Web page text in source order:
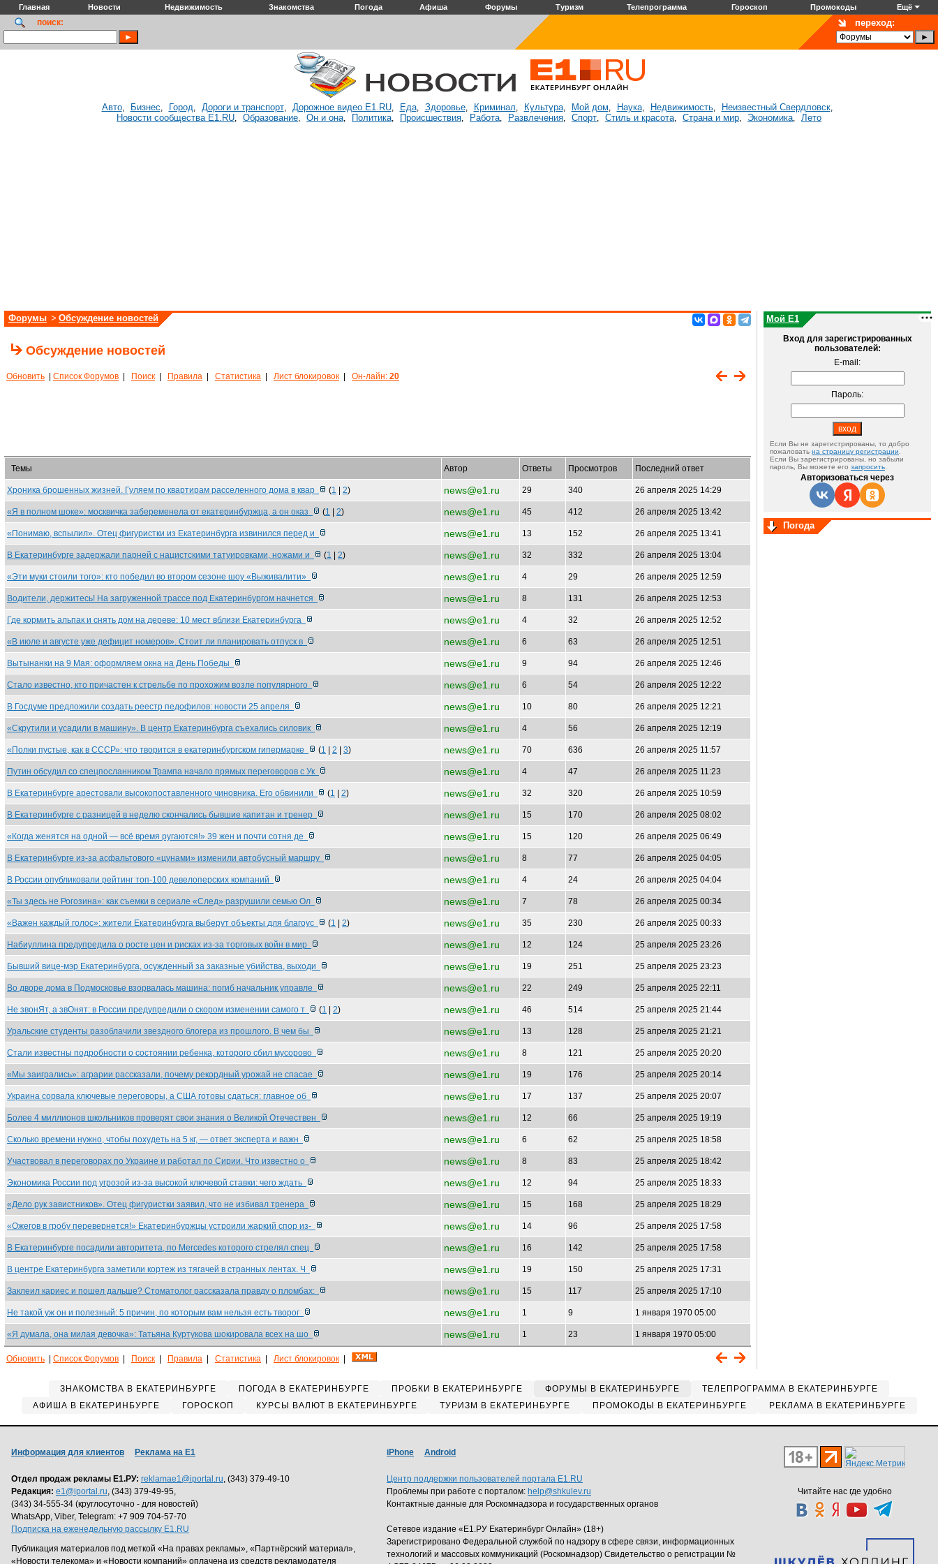
Главная Новости Недвижимость Знакомства Погода Афиша Форумы Туризм Телепрограмма Гороскоп Промокоды Ещё
поиск: переход:
Авто, Бизнес, Город, Дороги и транспорт, Дорожное видео E1.RU, Еда, Здоровье, Криминал, Культура, Мой дом, Наука, Недвижимость, Неизвестный Свердловск,
Новости сообщества E1.RU, Образование, Он и она, Политика, Происшествия, Работа, Развлечения, Спорт, Стиль и красота, Страна и мир, Экономика, Лето
Форумы > Обсуждение новостей
Обсуждение новостей
Обновить Список Форумов Поиск Правила Статистика Лист блокировок Он-лайн: 20
Темы Автор Ответы Просмотров Последний ответ
Хроника брошенных жизней. Гуляем по квартирам расселенного дома в квар (1 2) news@e1.ru 29 340 26 апреля 2025 14:29
«Я в полном шоке»: москвичка забеременела от екатеринбуржца, а он оказ (1 2) news@e1.ru 45 412 26 апреля 2025 13:42
«Понимаю, вспылил». Отец фигуристки из Екатеринбурга извинился перед и news@e1.ru 13 152 26 апреля 2025 13:41
В Екатеринбурге задержали парней с нацистскими татуировками, ножами и (1 2) news@e1.ru 32 332 26 апреля 2025 13:04
«Эти муки стоили того»: кто победил во втором сезоне шоу «Выживалити» news@e1.ru 4 29 26 апреля 2025 12:59
Водители, держитесь! На загруженной трассе под Екатеринбургом начнется news@e1.ru 8 131 26 апреля 2025 12:53
Где кормить альпак и снять дом на дереве: 10 мест вблизи Екатеринбурга news@e1.ru 4 32 26 апреля 2025 12:52
«В июле и августе уже дефицит номеров». Стоит ли планировать отпуск в news@e1.ru 6 63 26 апреля 2025 12:51
Вытынанки на 9 Мая: оформляем окна на День Победы news@e1.ru 9 94 26 апреля 2025 12:46
Стало известно, кто причастен к стрельбе по прохожим возле популярного news@e1.ru 6 54 26 апреля 2025 12:22
В Госдуме предложили создать реестр педофилов: новости 25 апреля news@e1.ru 10 80 26 апреля 2025 12:21
«Скрутили и усадили в машину». В центр Екатеринбурга съехались силовик news@e1.ru 4 56 26 апреля 2025 12:19
«Полки пустые, как в СССР»: что творится в екатеринбургском гипермарке (1 2 3) news@e1.ru 70 636 26 апреля 2025 11:57
Путин обсудил со спецпосланником Трампа начало прямых переговоров с Ук news@e1.ru 4 47 26 апреля 2025 11:23
В Екатеринбурге арестовали высокопоставленного чиновника. Его обвинили (1 2) news@e1.ru 32 320 26 апреля 2025 10:59
В Екатеринбурге с разницей в неделю скончались бывшие капитан и тренер news@e1.ru 15 170 26 апреля 2025 08:02
«Когда женятся на одной — всё время ругаются!» 39 жен и почти сотня де news@e1.ru 15 120 26 апреля 2025 06:49
В Екатеринбурге из-за асфальтового «цунами» изменили автобусный маршру news@e1.ru 8 77 26 апреля 2025 04:05
В России опубликовали рейтинг топ-100 девелоперских компаний news@e1.ru 4 24 26 апреля 2025 04:04
«Ты здесь не Рогозина»: как съемки в сериале «След» разрушили семью Ол news@e1.ru 7 78 26 апреля 2025 00:34
«Важен каждый голос»: жители Екатеринбурга выберут объекты для благоус (1 2) news@e1.ru 35 230 26 апреля 2025 00:33
Набиуллина предупредила о росте цен и рисках из-за торговых войн в мир news@e1.ru 12 124 25 апреля 2025 23:26
Бывший вице-мэр Екатеринбурга, осужденный за заказные убийства, выходи news@e1.ru 19 251 25 апреля 2025 23:23
Во дворе дома в Подмосковье взорвалась машина: погиб начальник управле news@e1.ru 22 249 25 апреля 2025 22:11
Не звонЯт, а звОнят: в России предупредили о скором изменении самого т (1 2) news@e1.ru 46 514 25 апреля 2025 21:44
Уральские студенты разоблачили звездного блогера из прошлого. В чем бы news@e1.ru 13 128 25 апреля 2025 21:21
Стали известны подробности о состоянии ребенка, которого сбил мусорово news@e1.ru 8 121 25 апреля 2025 20:20
«Мы заигрались»: аграрии рассказали, почему рекордный урожай не спасае news@e1.ru 19 176 25 апреля 2025 20:14
Украина сорвала ключевые переговоры, а США готовы сдаться: главное об news@e1.ru 17 137 25 апреля 2025 20:07
Более 4 миллионов школьников проверят свои знания о Великой Отечествен news@e1.ru 12 66 25 апреля 2025 19:19
Сколько времени нужно, чтобы похудеть на 5 кг, — ответ эксперта и важн news@e1.ru 6 62 25 апреля 2025 18:58
Участвовал в переговорах по Украине и работал по Сирии. Что известно о news@e1.ru 8 83 25 апреля 2025 18:42
Экономика России под угрозой из-за высокой ключевой ставки: чего ждать news@e1.ru 12 94 25 апреля 2025 18:33
«Дело рук завистников». Отец фигуристки заявил, что не избивал тренера news@e1.ru 15 168 25 апреля 2025 18:29
«Ожегов в гробу перевернется!» Екатеринбуржцы устроили жаркий спор из- news@e1.ru 14 96 25 апреля 2025 17:58
В Екатеринбурге посадили авторитета, по Mercedes которого стрелял спец news@e1.ru 16 142 25 апреля 2025 17:58
В центре Екатеринбурга заметили кортеж из тягачей в странных лентах. Ч news@e1.ru 19 150 25 апреля 2025 17:31
Заклеил кариес и пошел дальше? Стоматолог рассказала правду о пломбах: news@e1.ru 15 117 25 апреля 2025 17:10
Не такой уж он и полезный: 5 причин, по которым вам нельзя есть творог news@e1.ru 1 9 1 января 1970 05:00
«Я думала, она милая девочка»: Татьяна Куртукова шокировала всех на шо news@e1.ru 1 23 1 января 1970 05:00
Обновить Список Форумов Поиск Правила Статистика Лист блокировок
Мой E1
Вход для зарегистрированных
пользователей:
E-mail:
Пароль:
Если Вы не зарегистрированы, то добро
пожаловать на страницу регистрации
Если Вы зарегистрированы, но забыли
пароль, Вы можете его запросить
Авторизоваться через
Погода
ЗНАКОМСТВА В ЕКАТЕРИНБУРГЕ ПОГОДА В ЕКАТЕРИНБУРГЕ ПРОБКИ В ЕКАТЕРИНБУРГЕ ФОРУМЫ В ЕКАТЕРИНБУРГЕ
ТЕЛЕПРОГРАММА В ЕКАТЕРИНБУРГЕ
АФИША В ЕКАТЕРИНБУРГЕ
ГОРОСКОП КУРСЫ ВАЛЮТ В ЕКАТЕРИНБУРГЕ ТУРИЗМ В ЕКАТЕРИНБУРГЕ ПРОМОКОДЫ В ЕКАТЕРИНБУРГЕ РЕКЛАМА В ЕКАТЕРИНБУРГЕ
Читайте нас где удобно
Информация для клиентов Реклама на Е1
Отдел продаж рекламы Е1.РУ: reklamae1@iportal.ru, (343) 379-49-10
Редакция: e1@iportal.ru, (343) 379-49-95,
(343) 34-555-34 (круглосуточно - для новостей)
WhatsApp, Viber, Telegram: +7 909 704-57-70
Подписка на еженедельную рассылку E1.RU
Публикация материалов под меткой «На правах рекламы», «Партнёрский материал»,
«Новости телекома» и «Новости компаний» оплачена из средств рекламодателя
iPhone Android
Центр поддержки пользователей портала E1.RU
Проблемы при работе с порталом: help@shkulev.ru
Контактные данные для Роскомнадзора и государственных органов
Сетевое издание «Е1.РУ Екатеринбург Онлайн» (18+)
Зарегистрировано Федеральной службой по надзору в сфере связи, информационных
технологий и массовых коммуникаций (Роскомнадзор) Свидетельство о регистрации №